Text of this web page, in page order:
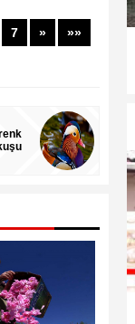
7 » »»
köyü